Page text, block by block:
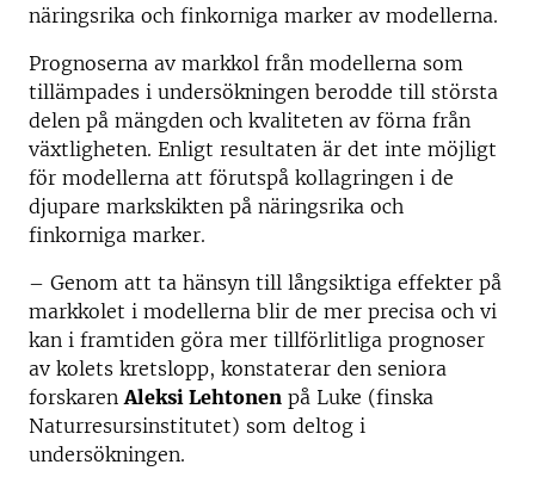
näringsrika och finkorniga marker av modellerna.
Prognoserna av markkol från modellerna som
tillämpades i undersökningen berodde till största
delen på mängden och kvaliteten av förna från
växtligheten. Enligt resultaten är det inte möjligt
för modellerna att förutspå kollagringen i de
djupare markskikten på näringsrika och
finkorniga marker.
– Genom att ta hänsyn till långsiktiga effekter på
markkolet i modellerna blir de mer precisa och vi
kan i framtiden göra mer tillförlitliga prognoser
av kolets kretslopp, konstaterar den seniora
forskarenAleksi Lehtonen på Luke (finska
Naturresursinstitutet) som deltog i
undersökningen.